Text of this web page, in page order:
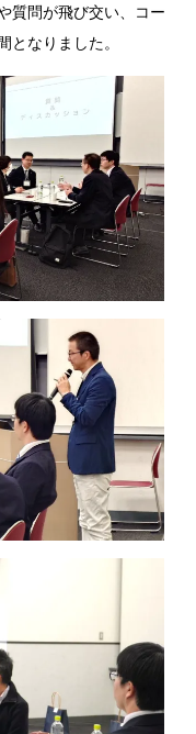
質問が飛び交い、コー
となりました。